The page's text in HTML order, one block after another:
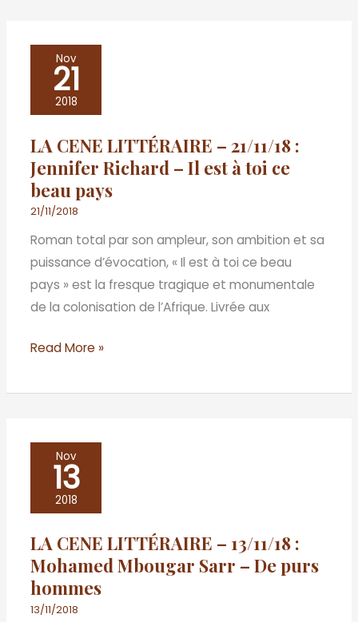
Nov
21
2018
LA CENE LITTÉRAIRE – 21/11/18 :
Jennifer Richard – Il est à toi ce
beau pays
21/11/2018
Roman total par son ampleur, son ambition et sa
puissance d’évocation, « Il est à toi ce beau
pays » est la fresque tragique et monumentale
de la colonisation de l’Afrique. Livrée aux
CENE
LITTÉRAIRE
21/11/18
:
Jennifer
Richard
–
Il
est
à
ce
pays
Read More »
Nov
13
2018
LA CENE LITTÉRAIRE – 13/11/18 :
Mohamed Mbougar Sarr – De purs
hommes
13/11/2018
LITTÉRAIRE
13/11/18
:
Mohamed
Mbougar